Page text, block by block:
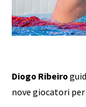
Diogo Ribeiro
nove giocatori